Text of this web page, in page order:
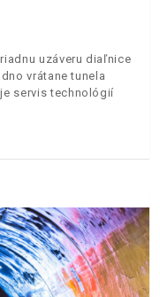
uzáveru diaľnice
vrátane tunela
servis technológií